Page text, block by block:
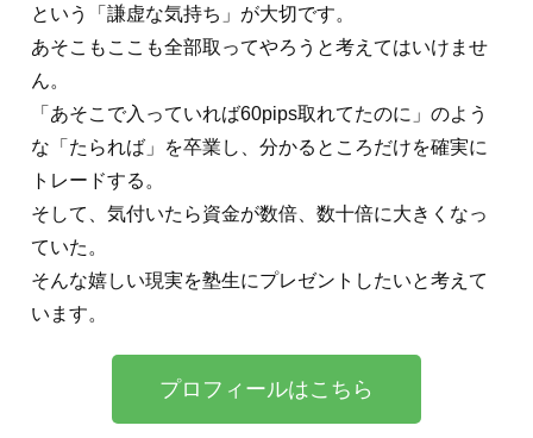
という「謙虚な気持ち」が大切です。
あそこもここも全部取ってやろうと考えてはいけませ
ん。
「あそこで入っていれば60pips取れてたのに」のよう
な「たられば」を卒業し、分かるところだけを確実に
トレードする。
そして、気付いたら資金が数倍、数十倍に大きくなっ
ていた。
そんな嬉しい現実を塾生にプレゼントしたいと考えて
います。
プロフィールはこちら